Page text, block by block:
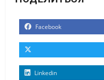
Facebook
Linkedin